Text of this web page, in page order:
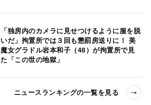
「独房内のカメラに見せつけるように服を脱
いだ」拘置所では３回も懲罰房送りに！ 美
魔女グラドル岩本和子（48）が拘置所で見
た「この世の地獄」
ニュースランキングの一覧を見る